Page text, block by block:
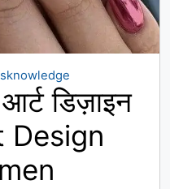
डिज़ाइन
Design